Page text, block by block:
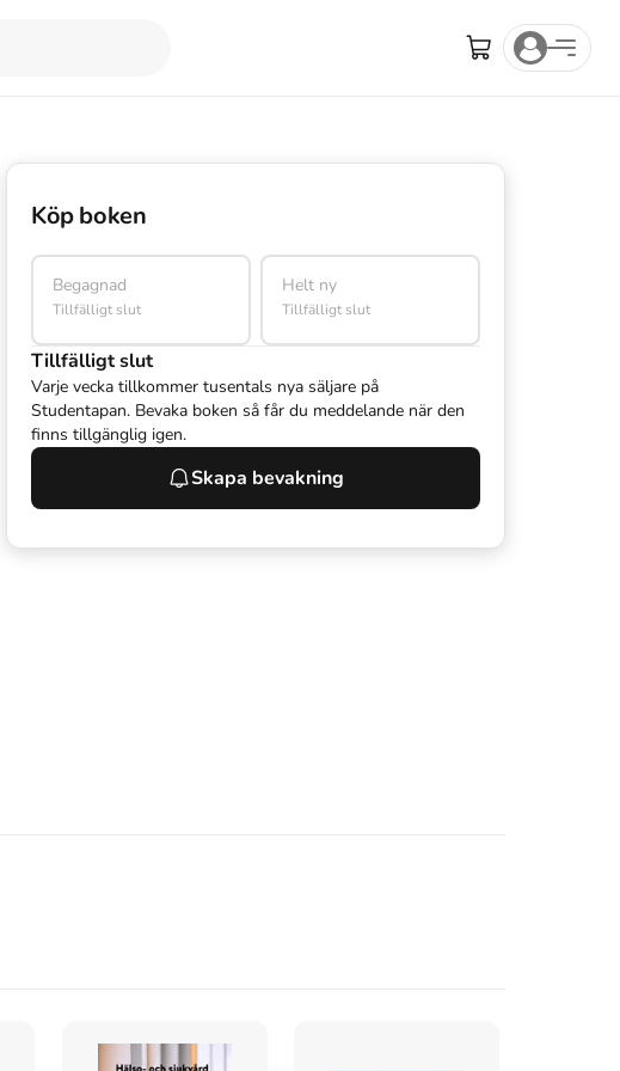
Köp boken
Begagnad
Tillfälligt slut
Helt ny
Tillfälligt slut
Tillfälligt slut
Varje vecka tillkommer tusentals nya säljare på
Studentapan. Bevaka boken så får du meddelande när den
finns tillgänglig igen.
Skapa bevakning